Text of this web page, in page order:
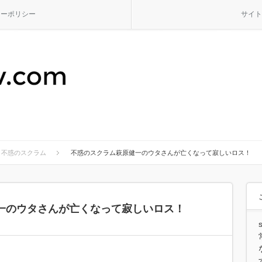
ポリシー サイ
不惑のスクラム 不惑のスクラム萩原健一のウタさんが亡くなって寂しいロス！
ウタさんが亡くなって寂しいロス！